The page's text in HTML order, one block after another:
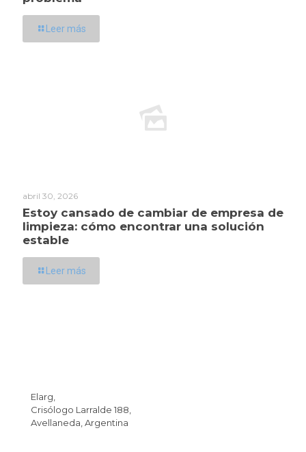
Leer más
abril 30, 2026
Estoy cansado de cambiar de empresa de
limpieza: cómo encontrar una solución
estable
Leer más
Elarg,
Crisólogo Larralde 188,
Avellaneda, Argentina